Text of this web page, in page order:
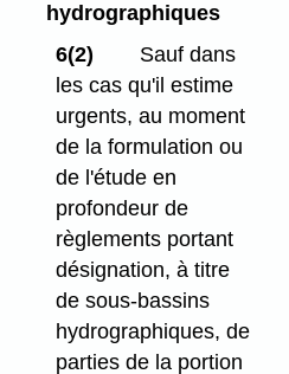
hydrographiques
6(2)
Sauf dans
les cas qu'il estime
urgents, au moment
de la formulation ou
de l'étude en
profondeur de
règlements portant
désignation, à titre
de sous-bassins
hydrographiques, de
parties de la portion